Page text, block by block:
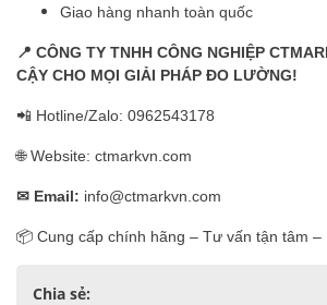
Giao hàng nhanh toàn quốc
📍 CÔNG TY TNHH CÔNG NGHIỆP
CẬY CHO MỌI GIẢI PHÁP ĐO LƯỜNG!
📲 Hotline/Zalo: 0962543178
🌐 Website: ctmarkvn.com
✉ Email: info@ctmarkvn.com
📦 Cung cấp chính hãng – Tư vấn tận tâm –
Chia sẻ: